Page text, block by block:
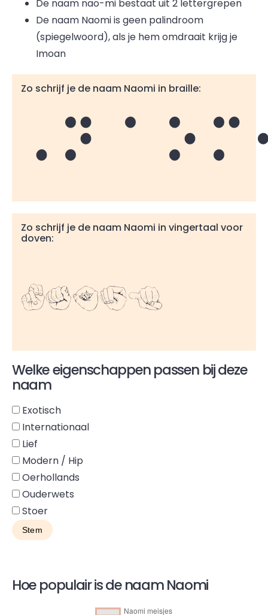
De naam nao-mi bestaat uit 2 lettergrepen
De naam Naomi is geen palindroom
(spiegelwoord), als je hem omdraait krijg je
Imoan
Zo schrijf je de naam Naomi in braille:
Zo schrijf je de naam Naomi in vingertaal voor
doven:
Naomi
Welke eigenschappen passen bij deze
naam
Exotisch
Internationaal
Lief
Modern / Hip
Oerhollands
Ouderwets
Stoer
Hoe populair is de naam Naomi